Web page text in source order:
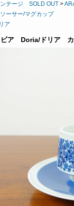
テージ SOLD OUT >
ーサー/マグカップ
ア
ビア Doria/ドリア カ